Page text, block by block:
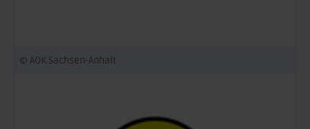
© AOK Sachsen-Anhalt